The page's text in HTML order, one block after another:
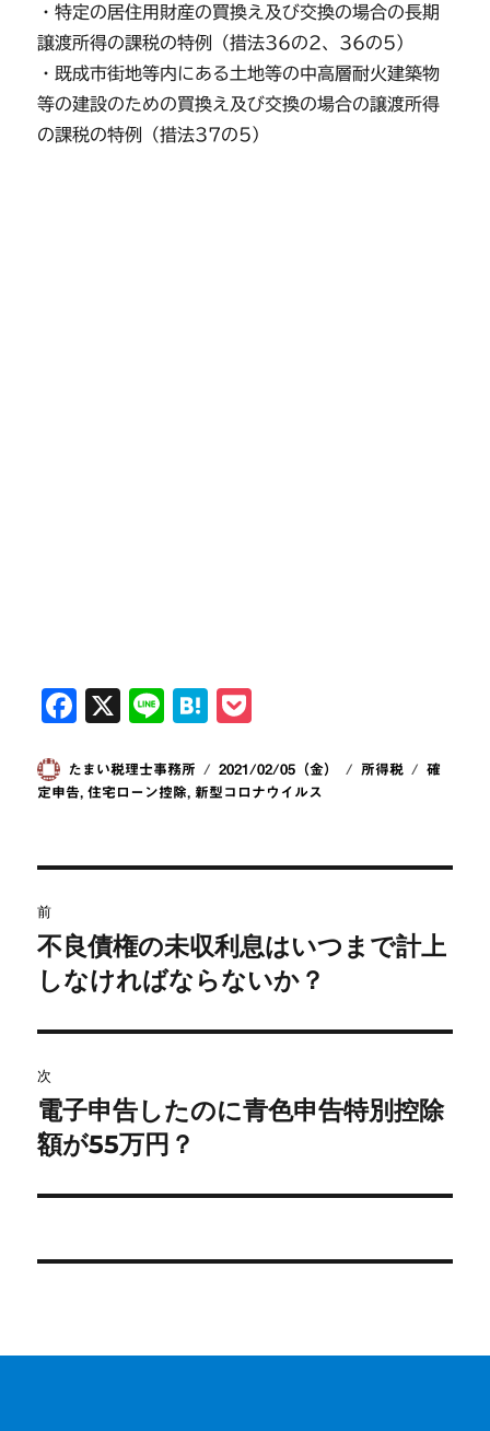
・特定の居住用財産の買換え及び交換の場合の長期
譲渡所得の課税の特例（措法36の2、36の5）
・既成市街地等内にある土地等の中高層耐火建築物
等の建設のための買換え及び交換の場合の譲渡所得
の課税の特例（措法37の5）
F
c
e
o
k
X
Li
e
H
e
n
ck
et
投
稿
たまい税理士事務所
投
稿
2021/02/05（金）
カ
所得税
タ
確
定申告,住宅ローン控除, 新型コロナウイルス
稿
ナ
ビ
ゲ
ー
ン
前
前
の
稿:
不良債権の未収利息はいつまで計上
しなければならないか？
次
次
の
稿:
電子申告したのに青色申告特別控除
額が55万円？